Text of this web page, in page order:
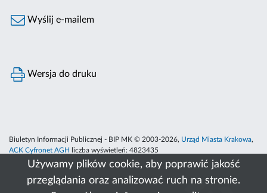
Używamy plików cookie, aby poprawić jakość
przeglądania oraz analizować ruch na stronie.
Wyślij e-mailem
Wersja do druku
Biuletyn Informacji Publicznej - BIP MK © 2003-2026, Urząd Miasta Krakowa,
ACK Cyfronet AGH
liczba wyświetleń: 4823435